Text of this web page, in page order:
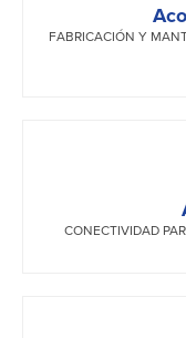
FABRICACIÓN Y
CONECTIVIDAD